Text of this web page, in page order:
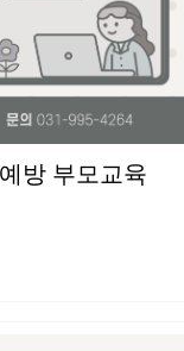
방 부모교육